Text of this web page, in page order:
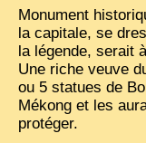
1909, BATTLEFRONT
ANNAM
COCHINCHINA
TRIBES &
Monument
la capitale, se
la légende, serait
Une riche veuve
ou 5 statues de
Mékong et les
protéger.